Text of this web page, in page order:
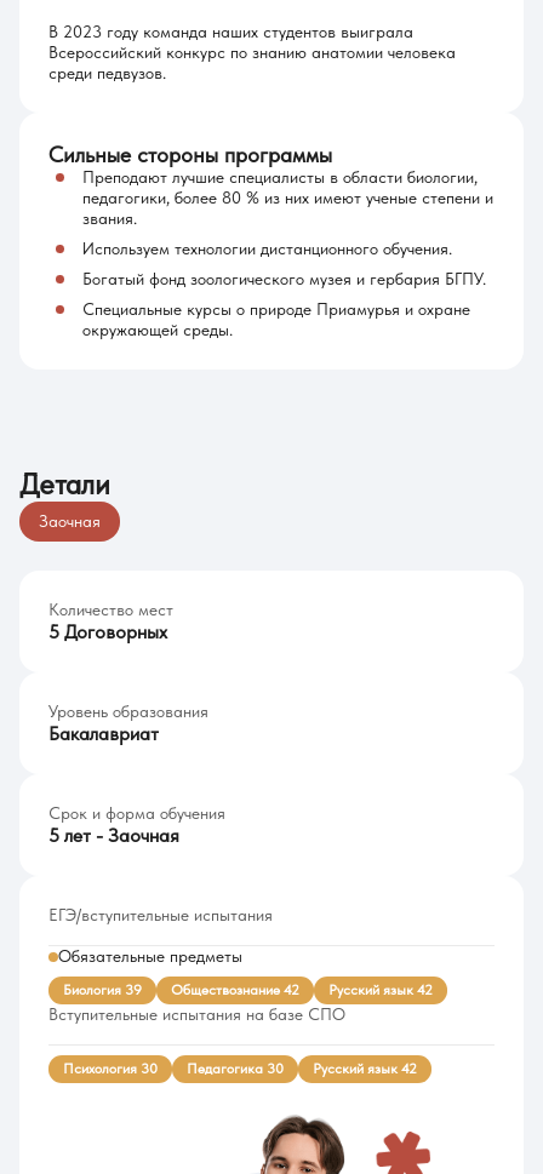
В 2023 году команда наших студентов выиграла
Всероссийский конкурс по знанию анатомии человека
среди педвузов.
Сильные стороны программы
Преподают лучшие специалисты в области биологии,
педагогики, более 80 % из них имеют ученые степени и
звания.
Используем технологии дистанционного обучения.
Богатый фонд зоологического музея и гербария БГПУ.
Специальные курсы о природе Приамурья и охране
окружающей среды.
Детали
Заочная
Количество мест
5 Договорных
Уровень образования
Бакалавриат
Срок и форма обучения
5 лет - Заочная
ЕГЭ/вступительные испытания
Обязательные предметы
Биология 39 Обществознание 42 Русский язык 42
Вступительные испытания на базе СПО
Психология 30 Педагогика 30 Русский язык 42